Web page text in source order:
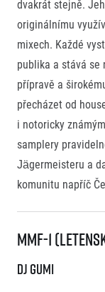
dvakrát stejně.
originálnímu
mixech. Každé
publika a stává se
přípravě a
přecházet od
i notoricky
samplery
Jägermeisteru a
komunitu napříč
MMF-1
DJ Gumi